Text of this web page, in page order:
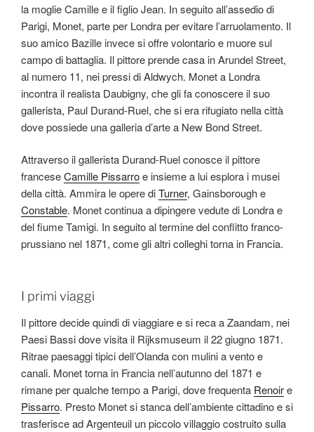
la moglie Camille e il figlio Jean. In seguito all’assedio di
Parigi, Monet, parte per Londra per evitare l’arruolamento. Il
suo amico Bazille invece si offre volontario e muore sul
campo di battaglia. Il pittore prende casa in Arundel Street,
al numero 11, nei pressi di Aldwych. Monet a Londra
incontra il realista Daubigny, che gli fa conoscere il suo
gallerista, Paul Durand-Ruel, che si era rifugiato nella città
dove possiede una galleria d’arte a New Bond Street.
Attraverso il gallerista Durand-Ruel conosce il pittore
franceseCamille Pissarroe insieme a lui esplora i musei
della città. Ammira le opere diTurner, Gainsborough e
Constable. Monet continua a dipingere vedute di Londra e
del fiume Tamigi. In seguito al termine del conflitto franco-
prussiano nel 1871, come gli altri colleghi torna in Francia.
I primi viaggi
Il pittore decide quindi di viaggiare e si reca a Zaandam, nei
Paesi Bassi dove visita il Rijksmuseum il 22 giugno 1871.
Ritrae paesaggi tipici dell’Olanda con mulini a vento e
canali. Monet torna in Francia nell’autunno del 1871 e
rimane per qualche tempo a Parigi, dove frequenta Renoire
Pissarro. Presto Monet si stanca dell’ambiente cittadino e si
trasferisce ad Argenteuil un piccolo villaggio costruito sulla